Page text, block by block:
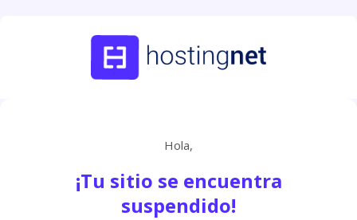
Hola,
¡Tu sitio se encuentra
suspendido!